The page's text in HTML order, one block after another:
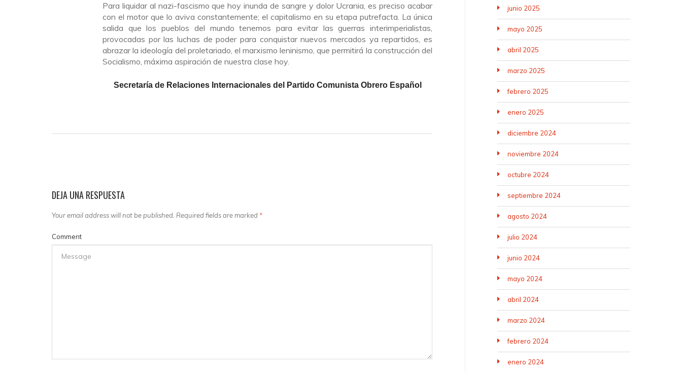
Para liquidar al nazi-fascismo que hoy inunda de sangre y dolor Ucrania, es preciso acabar
con el motor que lo aviva constantemente; el capitalismo en su etapa putrefacta. La única
salida que los pueblos del mundo tenemos para evitar las guerras interimperialistas,
provocadas por las luchas de poder para conquistar nuevos mercados ya repartidos, es
abrazar la ideología del proletariado, el marxismo leninismo, que permitirá la construcción del
Socialismo, máxima aspiración de nuestra clase hoy.
Secretaría de Relaciones Internacionales del Partido Comunista Obrero Español
DEJA UNA RESPUESTA
Your email address will not be published. Required fields are marked *
Comment
junio 2025
mayo 2025
abril 2025
marzo 2025
febrero 2025
enero 2025
diciembre 2024
noviembre 2024
octubre 2024
septiembre 2024
agosto 2024
julio 2024
junio 2024
mayo 2024
abril 2024
marzo 2024
febrero 2024
enero 2024